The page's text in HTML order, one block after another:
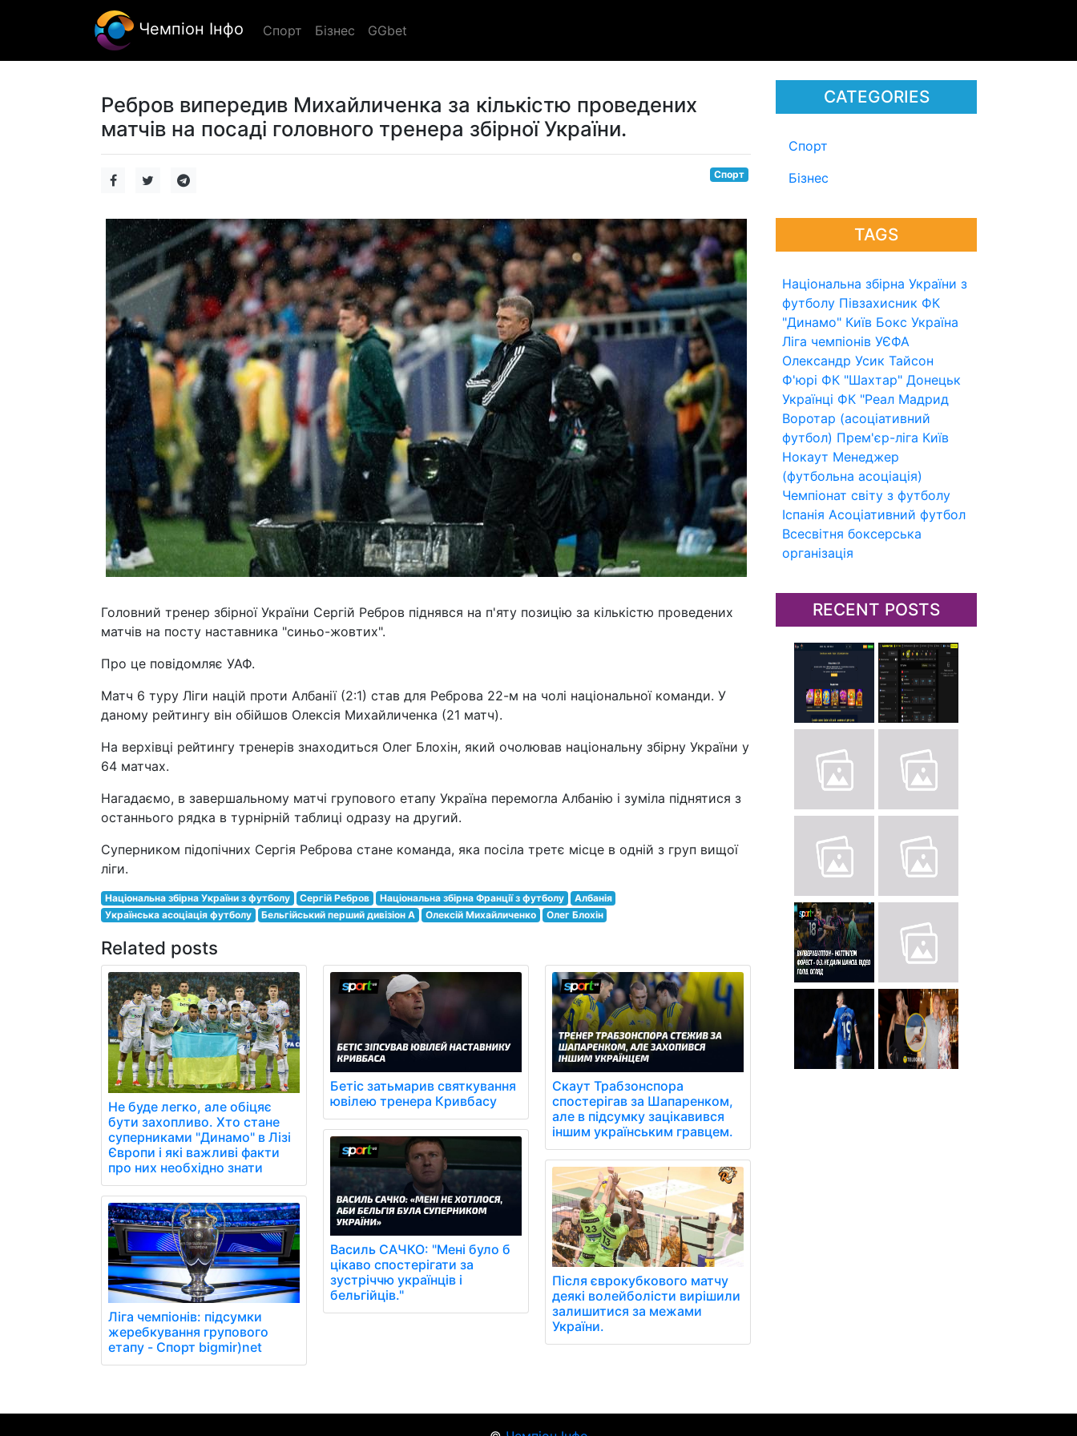
Чемпіон Інфо Спорт Бізнес GGbet
CATEGORIES
Спорт
Бізнес
TAGS
Національна збірна України з
футболу Півзахисник ФК
"Динамо" Київ Бокс Україна
Ліга чемпіонів УЄФА
Олександр Усик Тайсон
Ф'юрі ФК "Шахтар" Донецьк
Українці ФК "Реал Мадрид
Воротар (асоціативний
футбол) Прем'єр-ліга Київ
Нокаут Менеджер
(футбольна асоціація)
Чемпіонат світу з футболу
Іспанія Асоціативний футбол
Всесвітня боксерська
організація
RECENT POSTS
Ребров випередив Михайличенка за кількістю проведених
матчів на посаді головного тренера збірної України.
Спорт
Головний тренер збірної України Сергій Ребров піднявся на п'яту позицію за кількістю проведених
матчів на посту наставника "синьо-жовтих".
Про це повідомляє УАФ.
Матч 6 туру Ліги націй проти Албанії (2:1) став для Реброва 22-м на чолі національної команди. У
даному рейтингу він обійшов Олексія Михайличенка (21 матч).
На верхівці рейтингу тренерів знаходиться Олег Блохін, який очолював національну збірну України у
64 матчах.
Нагадаємо, в завершальному матчі групового етапу Україна перемогла Албанію і зуміла піднятися з
останнього рядка в турнірній таблиці одразу на другий.
Суперником підопічних Сергія Реброва стане команда, яка посіла третє місце в одній з груп вищої
ліги.
Національна збірна України з футболу Сергій Ребров Національна збірна Франції з футболу
Албанія
Українська асоціація футболу
Бельгійський перший дивізіон A Олексій Михайличенко Олег Блохін
Related posts
Не буде легко, але обіцяє
бути захопливо. Хто стане
суперниками "Динамо" в Лізі
Європи і які важливі факти
про них необхідно знати
Ліга чемпіонів: підсумки
жеребкування групового
етапу - Спорт bigmir)net
Бетіс затьмарив святкування
ювілею тренера Кривбасу
Василь САЧКО: "Мені було б
цікаво спостерігати за
зустріччю українців і
бельгійців."
Скаут Трабзонспора
спостерігав за Шапаренком,
але в підсумку зацікавився
іншим українським гравцем.
Після єврокубкового матчу
деякі волейболісти вирішили
залишитися за межами
України.